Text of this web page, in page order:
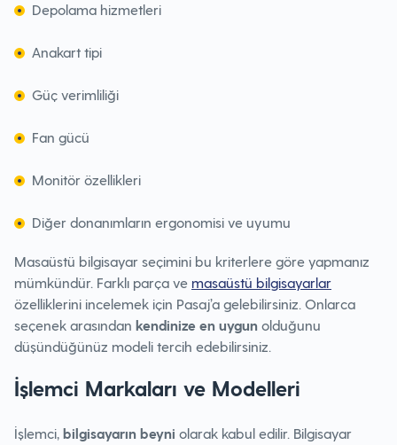
Depolama hizmetleri
Anakart tipi
Güç verimliliği
Fan gücü
Monitör özellikleri
Diğer donanımların ergonomisi ve uyumu
Masaüstü bilgisayar seçimini bu kriterlere göre yapmanız
mümkündür. Farklı parça ve masaüstü bilgisayarlar
özelliklerini incelemek için Pasaj’a gelebilirsiniz. Onlarca
seçenek arasından kendinize en uygun olduğunu
düşündüğünüz modeli tercih edebilirsiniz.
İşlemci Markaları ve Modelleri
İşlemci, bilgisayarın beyni olarak kabul edilir. Bilgisayar